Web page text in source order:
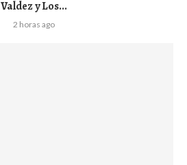
Valdez y Los...
2 horas ago